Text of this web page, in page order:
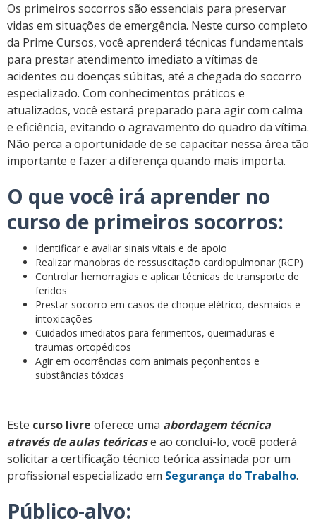
Os primeiros socorros são essenciais para preservar
vidas em situações de emergência. Neste curso completo
da Prime Cursos, você aprenderá técnicas fundamentais
para prestar atendimento imediato a vítimas de
acidentes ou doenças súbitas, até a chegada do socorro
especializado. Com conhecimentos práticos e
atualizados, você estará preparado para agir com calma
e eficiência, evitando o agravamento do quadro da vítima.
Não perca a oportunidade de se capacitar nessa área tão
importante e fazer a diferença quando mais importa.
O que você irá aprender no
curso de primeiros socorros:
Identificar e avaliar sinais vitais e de apoio
Realizar manobras de ressuscitação cardiopulmonar (RCP)
Controlar hemorragias e aplicar técnicas de transporte de
feridos
Prestar socorro em casos de choque elétrico, desmaios e
intoxicações
Cuidados imediatos para ferimentos, queimaduras e
traumas ortopédicos
Agir em ocorrências com animais peçonhentos e
substâncias tóxicas
Este curso livre oferece uma abordagem técnica
através de aulas teóricase ao concluí-lo, você poderá
solicitar a certificação técnico teórica assinada por um
profissional especializado em Segurança do Trabalho.
Público-alvo: